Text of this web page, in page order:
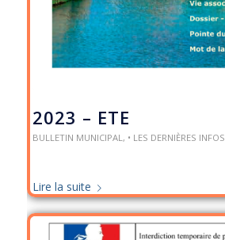
2023 – ETE
BULLETIN MUNICIPAL , • LES DERNIÈRES INFOS
Lire la suite